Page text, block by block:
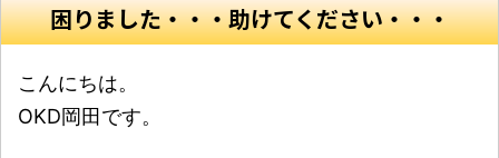
困りました・・・助けてください・・・
こんにちは。
OKD岡田です。